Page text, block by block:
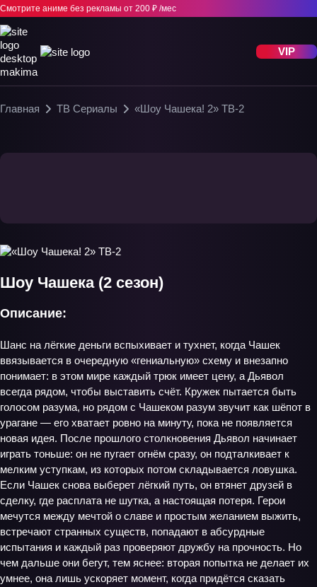
Смотрите аниме без рекламы от 200 ₽ /мес
VIP
Главная ТВ Сериалы «Шоу Чашека! 2» ТВ-2
Шоу Чашека (2 сезон)
Описание:
Шанс на лёгкие деньги вспыхивает и тухнет, когда Чашек
ввязывается в очередную «гениальную» схему и внезапно
понимает: в этом мире каждый трюк имеет цену, а Дьявол
всегда рядом, чтобы выставить счёт. Кружек пытается быть
голосом разума, но рядом с Чашеком разум звучит как шёпот в
урагане — его хватает ровно на минуту, пока не появляется
новая идея. После прошлого столкновения Дьявол начинает
играть тоньше: он не пугает огнём сразу, он подталкивает к
мелким уступкам, из которых потом складывается ловушка.
Если Чашек снова выберет лёгкий путь, он втянет друзей в
сделку, где расплата не шутка, а настоящая потеря. Герои
мечутся между мечтой о славе и простым желанием выжить,
встречают странных существ, попадают в абсурдные
испытания и каждый раз проверяют дружбу на прочность. Но
чем дальше они бегут, тем яснее: вторая попытка не делает их
умнее, она лишь ускоряет момент, когда придётся сказать